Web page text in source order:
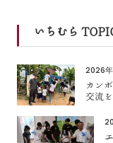
いちむら
2026
カン
交流